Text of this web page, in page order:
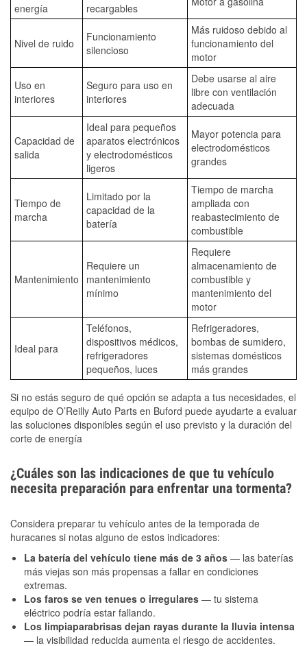
energía
recargables
Nivel de ruido
Funcionamiento
silencioso
Más ruidoso debido al
funcionamiento del
motor
Uso en
interiores
Seguro para uso en
interiores
Debe usarse al aire
libre con ventilación
adecuada
Capacidad de
salida
Ideal para pequeños
aparatos electrónicos
y electrodomésticos
ligeros
Mayor potencia para
electrodomésticos
grandes
Tiempo de
marcha
Limitado por la
capacidad de la
batería
Tiempo de marcha
ampliada con
reabastecimiento de
combustible
Mantenimiento
Requiere un
mantenimiento
mínimo
Requiere
almacenamiento de
combustible y
mantenimiento del
motor
Ideal para
Teléfonos,
dispositivos médicos,
refrigeradores
pequeños, luces
Refrigeradores,
bombas de sumidero,
sistemas domésticos
más grandes
Si no estás seguro de qué opción se adapta a tus necesidades, el
equipo de O’Reilly Auto Parts en Buford puede ayudarte a evaluar
las soluciones disponibles según el uso previsto y la duración del
corte de energía
¿Cuáles son las indicaciones de que tu vehículo
necesita preparación para enfrentar una tormenta?
Considera preparar tu vehículo antes de la temporada de
huracanes si notas alguno de estos indicadores:
La batería del vehículo tiene más de 3 años — las baterías
más viejas son más propensas a fallar en condiciones
extremas.
Los faros se ven tenues o irregulares — tu sistema
eléctrico podría estar fallando.
Los limpiaparabrisas dejan rayas durante la lluvia intensa
— la visibilidad reducida aumenta el riesgo de accidentes.